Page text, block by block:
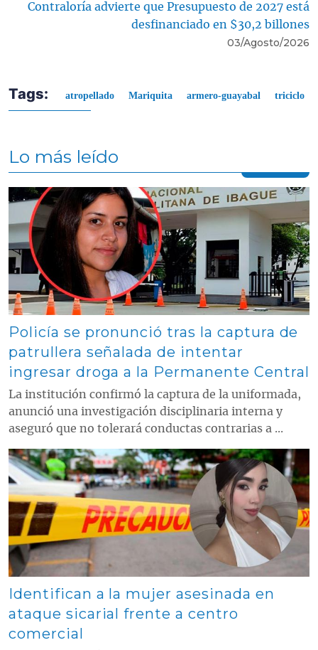
Contraloría advierte que Presupuesto de 2027 está
desfinanciado en $30,2 billones
03/Agosto/2026
Tags: atropellado Mariquita armero-guayabal triciclo
Lo más leído
Contenido multimedia principal
Policía se pronunció tras la captura de
patrullera señalada de intentar
ingresar droga a la Permanente Central
La institución confirmó la captura de la uniformada,
anunció una investigación disciplinaria interna y
aseguró que no tolerará conductas contrarias a ...
Contenido multimedia principal
Identifican a la mujer asesinada en
ataque sicarial frente a centro
comercial